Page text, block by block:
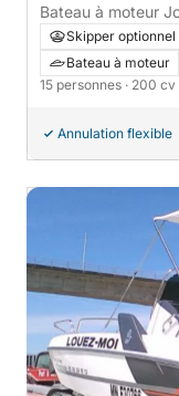
Skipper optionnel
Bateau à moteur
15 personnes · 200 cv
Annulation flexible